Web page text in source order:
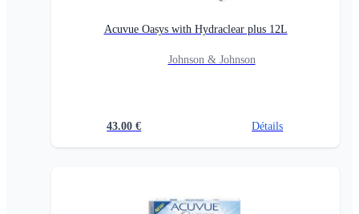
Acuvue Oasys with Hydraclear plus 12L
Johnson & Johnson
43.00 € Détails